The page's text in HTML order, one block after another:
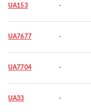
UA153 -
UA7677 -
UA7704 -
UA33 -